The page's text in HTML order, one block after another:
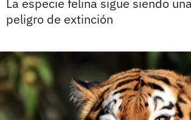
La especie felina sigue siendo
peligro de extinción